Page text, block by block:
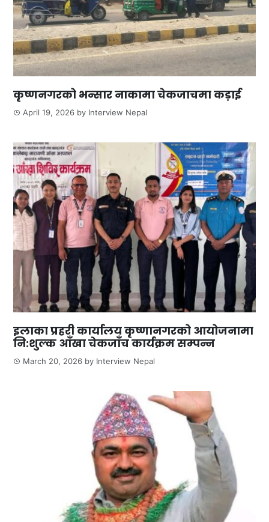
कृष्णनगरको भन्सार नाकामा चेकजाचमा कड़ाई
April 19, 2026 by Interview Nepal
इलाका प्रहरी कार्यालय कृष्णानगरको आयोजनामा
नि:शुल्क आँखा चेकजाँच कार्यक्रम सम्पन्न
March 20, 2026 by Interview Nepal